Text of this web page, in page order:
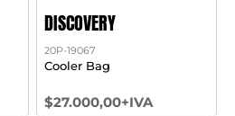
DISCOVERY
20P-19067
Cooler Bag
$27.000,00+IVA